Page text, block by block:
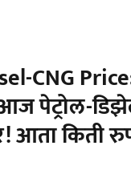
CNG
पेट्रोल-
आता किती